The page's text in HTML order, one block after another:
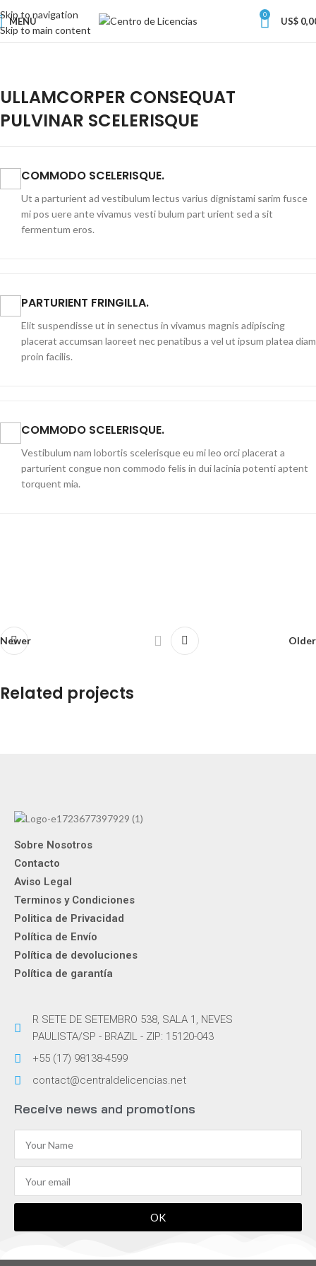
Skip to navigation
Skip to main content
MENU
0
US$
ULLAMCORPER CONSEQUAT
PULVINAR SCELERISQUE
COMMODO SCELERISQUE.
Ut a parturient ad vestibulum lectus varius dignistami sarim fusce
mi pos uere ante vivamus vesti bulum part urient sed a sit
fermentum eros.
PARTURIENT FRINGILLA.
Elit suspendisse ut in senectus in vivamus magnis adipiscing
placerat accumsan laoreet nec penatibus a vel ut ipsum platea diam
proin facilis.
COMMODO SCELERISQUE.
Vestibulum nam lobortis scelerisque eu mi leo orci placerat a
parturient congue non commodo felis in dui lacinia potenti aptent
torquent mia.
Newer Older
Related projects
Sobre Nosotros
Contacto
Aviso Legal
Terminos y Condiciones
Politica de Privacidad
Política de Envío
Política de devoluciones
Política de garantía
R SETE DE SETEMBRO 538, SALA 1, NEVES
PAULISTA/SP - BRAZIL - ZIP: 15120-043
+55 (17) 98138-4599
contact@centraldelicencias.net
Receive news and promotions
OK